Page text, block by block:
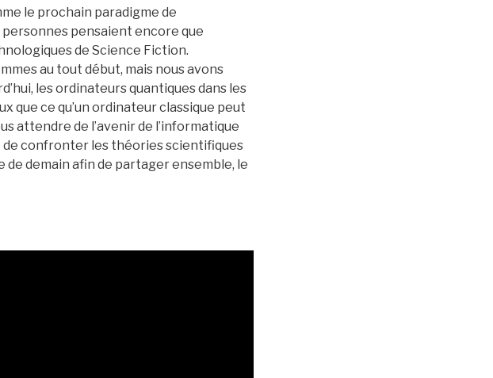
le prochain paradigme de
personnes pensaient encore que
de Science Fiction.
au tout début, mais nous avons
les ordinateurs quantiques dans les
que ce qu’un ordinateur classique peut
attendre de l’avenir de l’informatique
confronter les théories scientifiques
de demain afin de partager ensemble, le